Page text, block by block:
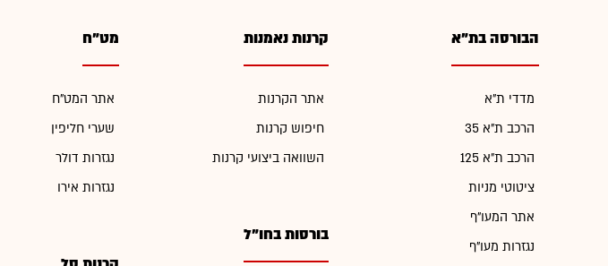
הבורסה בת"א
מדדי ת"א
הרכב ת"א 35
הרכב ת"א 125
ציטוטי מניות
אתר המעו"ף
נגזרות מעו"ף
קרנות נאמנות
אתר הקרנות
חיפוש קרנות
השוואה ביצועי קרנות
בורסות בחו"ל
מט"ח
אתר המט"ח
שערי חליפין
נגזרות דולר
נגזרות אירו